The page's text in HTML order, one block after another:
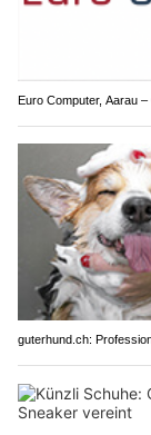
Euro Computer, Aarau
guterhund.ch: